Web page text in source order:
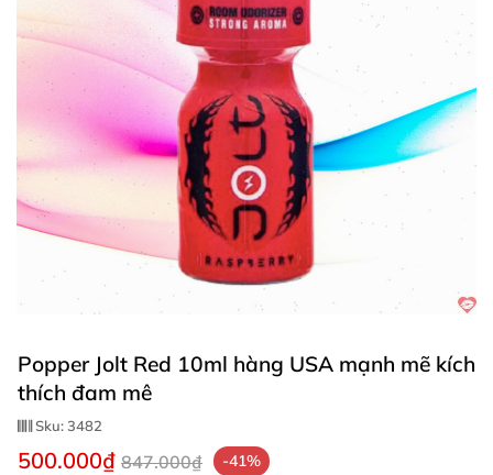
Popper Jolt Red 10ml hàng USA mạnh mẽ kích
thích đam mê
Sku:3482
500.000₫ 847.000₫ -41%